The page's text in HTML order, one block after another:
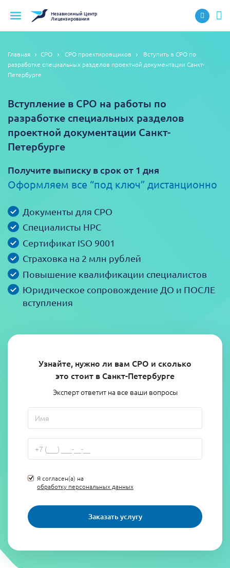
НезависимыйЦентр
Лицензирования
Главная СРО СРО проектировщиков
Вступить в СРО по
разработке специальных разделов проектной документации Санкт-
Петербурге
Узнайте, нужно ли вам СРО и сколько
это стоит в Санкт-Петербурге
Эксперт ответит на все ваши вопросы
Я согласен(а) на
обработку персональных данных
Заказать услугу
Вступление в СРО на работы по
разработке специальных разделов
проектной документации Санкт-
Петербурге
Получите выписку в срок от 1 дня
Оформляем все “под ключ” дистанционно
Документы для СРО
Специалисты НРС
Сертификат ISO 9001
Страховка на 2 млн рублей
Повышение квалификации специалистов
Юридическое сопровождение ДО и ПОСЛЕ
вступления